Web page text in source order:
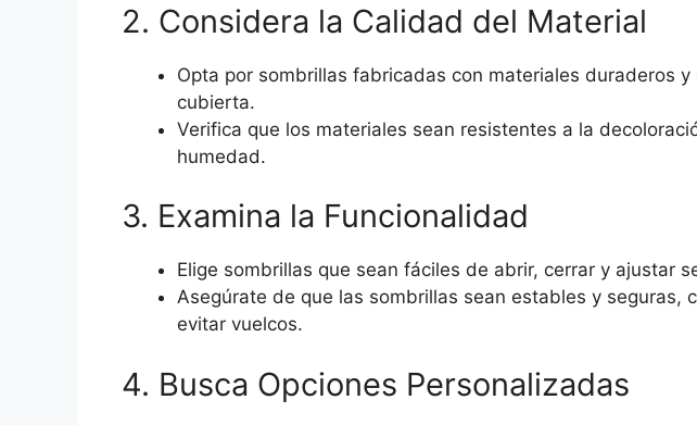
2. Considera la Calidad del Material
Opta por sombrillas fabricadas con materiales duraderos
cubierta.
Verifica que los materiales sean resistentes a la
humedad.
3. Examina la Funcionalidad
Elige sombrillas que sean fáciles de abrir, cerrar y ajustar
Asegúrate de que las sombrillas sean estables y seguras,
evitar vuelcos.
4. Busca Opciones Personalizadas